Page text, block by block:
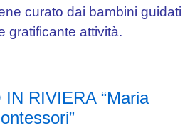
curato dai bambini guidati
gratificante attività.
RIVIERA “Maria